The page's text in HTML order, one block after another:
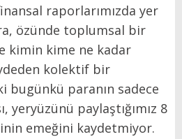
raporlarımızda yer
özünde toplumsal bir
kimin kime ne kadar
kolektif bir
bugünkü paranın sadece
yeryüzünü paylaştığımız 8
emeğini kaydetmiyor.